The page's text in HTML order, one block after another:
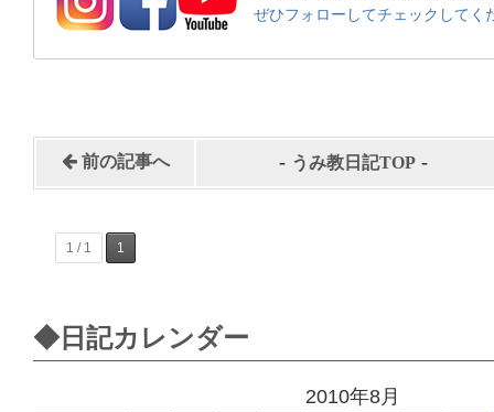
ぜひフォローしてチェックしてく
前の記事へ - うみ教日記TOP -
1 / 1 1
◆日記カレンダー
2010年8月